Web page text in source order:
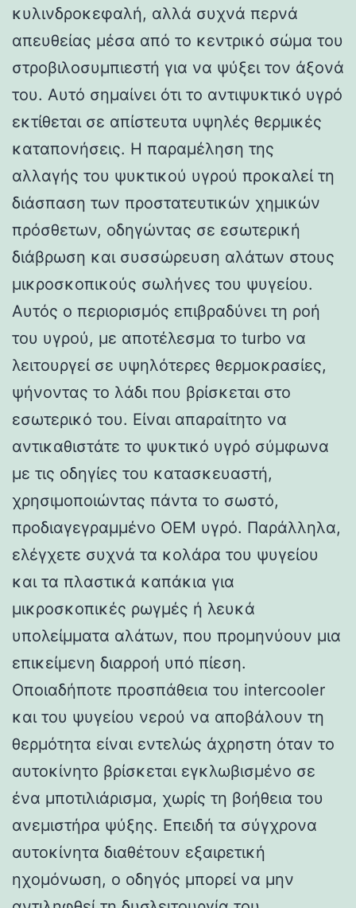
κυλινδροκεφαλή, αλλά συχνά περνά
απευθείας μέσα από το κεντρικό σώμα του
στροβιλοσυμπιεστή για να ψύξει τον άξονά
του. Αυτό σημαίνει ότι το αντιψυκτικό υγρό
εκτίθεται σε απίστευτα υψηλές θερμικές
καταπονήσεις. Η παραμέληση της
αλλαγής του ψυκτικού υγρού προκαλεί τη
διάσπαση των προστατευτικών χημικών
πρόσθετων, οδηγώντας σε εσωτερική
διάβρωση και συσσώρευση αλάτων στους
μικροσκοπικούς σωλήνες του ψυγείου.
Αυτός ο περιορισμός επιβραδύνει τη ροή
του υγρού, με αποτέλεσμα το turbo να
λειτουργεί σε υψηλότερες θερμοκρασίες,
ψήνοντας το λάδι που βρίσκεται στο
εσωτερικό του. Είναι απαραίτητο να
αντικαθιστάτε το ψυκτικό υγρό σύμφωνα
με τις οδηγίες του κατασκευαστή,
χρησιμοποιώντας πάντα το σωστό,
προδιαγεγραμμένο OEM υγρό. Παράλληλα,
ελέγχετε συχνά τα κολάρα του ψυγείου
και τα πλαστικά καπάκια για
μικροσκοπικές ρωγμές ή λευκά
υπολείμματα αλάτων, που προμηνύουν μια
επικείμενη διαρροή υπό πίεση.
Οποιαδήποτε προσπάθεια του intercooler
και του ψυγείου νερού να αποβάλουν τη
θερμότητα είναι εντελώς άχρηστη όταν το
αυτοκίνητο βρίσκεται εγκλωβισμένο σε
ένα μποτιλιάρισμα, χωρίς τη βοήθεια του
ανεμιστήρα ψύξης. Επειδή τα σύγχρονα
αυτοκίνητα διαθέτουν εξαιρετική
ηχομόνωση, ο οδηγός μπορεί να μην